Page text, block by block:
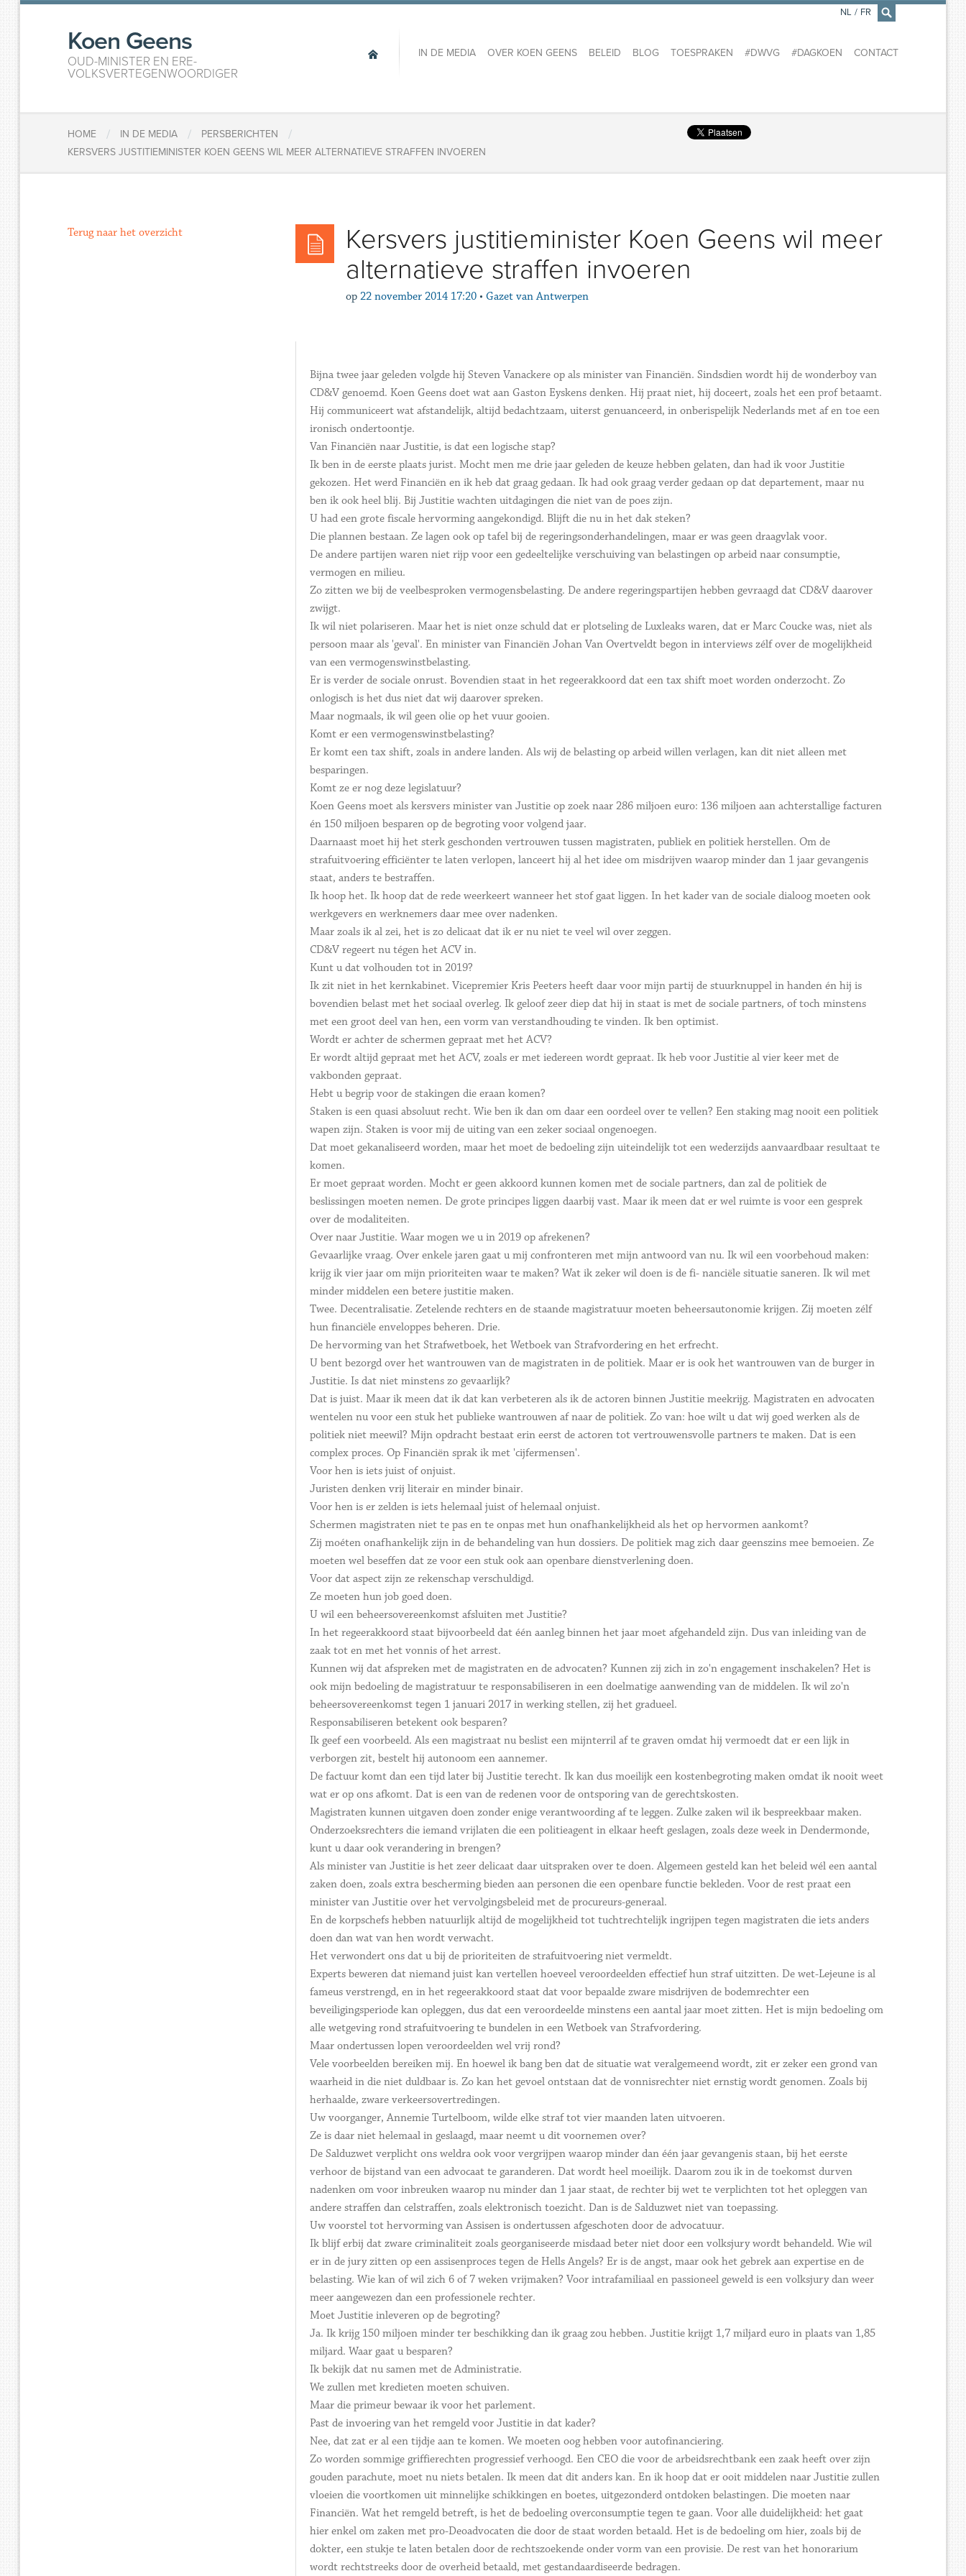
×
Koen Geens
OUD-MINISTER EN ERE-
VOLKSVERTEGENWOORDIGER
IN DE MEDIA OVER KOEN GEENS BELEID BLOG TOESPRAKEN #DWVG #DAGKOEN CONTACT
NL / FR
HOME / IN DE MEDIA / PERSBERICHTEN /
KERSVERS JUSTITIEMINISTER KOEN GEENS WIL MEER ALTERNATIEVE STRAFFEN INVOEREN
Kersvers justitieminister Koen Geens wil meer
alternatieve straffen invoeren
op 22 november 2014 17:20 • Gazet van Antwerpen
Bijna twee jaar geleden volgde hij Steven Vanackere op als minister van Financiën. Sindsdien wordt hij de wonderboy van
CD&V genoemd. Koen Geens doet wat aan Gaston Eyskens denken. Hij praat niet, hij doceert, zoals het een prof betaamt.
Hij communiceert wat afstandelijk, altijd bedachtzaam, uiterst genuanceerd, in onberispelijk Nederlands met af en toe een
ironisch ondertoontje.
Van Financiën naar Justitie, is dat een logische stap?
Ik ben in de eerste plaats jurist. Mocht men me drie jaar geleden de keuze hebben gelaten, dan had ik voor Justitie
gekozen. Het werd Financiën en ik heb dat graag gedaan. Ik had ook graag verder gedaan op dat departement, maar nu
ben ik ook heel blij. Bij Justitie wachten uitdagingen die niet van de poes zijn.
U had een grote fiscale hervorming aangekondigd. Blijft die nu in het dak steken?
Die plannen bestaan. Ze lagen ook op tafel bij de regeringsonderhandelingen, maar er was geen draagvlak voor.
De andere partijen waren niet rijp voor een gedeeltelijke verschuiving van belastingen op arbeid naar consumptie,
vermogen en milieu.
Zo zitten we bij de veelbesproken vermogensbelasting. De andere regeringspartijen hebben gevraagd dat CD&V daarover
zwijgt.
Ik wil niet polariseren. Maar het is niet onze schuld dat er plotseling de Luxleaks waren, dat er Marc Coucke was, niet als
persoon maar als 'geval'. En minister van Financiën Johan Van Overtveldt begon in interviews zélf over de mogelijkheid
van een vermogenswinstbelasting.
Er is verder de sociale onrust. Bovendien staat in het regeerakkoord dat een tax shift moet worden onderzocht. Zo
onlogisch is het dus niet dat wij daarover spreken.
Maar nogmaals, ik wil geen olie op het vuur gooien.
Komt er een vermogenswinstbelasting?
Er komt een tax shift, zoals in andere landen. Als wij de belasting op arbeid willen verlagen, kan dit niet alleen met
besparingen.
Komt ze er nog deze legislatuur?
Koen Geens moet als kersvers minister van Justitie op zoek naar 286 miljoen euro: 136 miljoen aan achterstallige facturen
én 150 miljoen besparen op de begroting voor volgend jaar.
Daarnaast moet hij het sterk geschonden vertrouwen tussen magistraten, publiek en politiek herstellen. Om de
strafuitvoering efficiënter te laten verlopen, lanceert hij al het idee om misdrijven waarop minder dan 1 jaar gevangenis
staat, anders te bestraffen.
Ik hoop het. Ik hoop dat de rede weerkeert wanneer het stof gaat liggen. In het kader van de sociale dialoog moeten ook
werkgevers en werknemers daar mee over nadenken.
Maar zoals ik al zei, het is zo delicaat dat ik er nu niet te veel wil over zeggen.
CD&V regeert nu tégen het ACV in.
Kunt u dat volhouden tot in 2019?
Ik zit niet in het kernkabinet. Vicepremier Kris Peeters heeft daar voor mijn partij de stuurknuppel in handen én hij is
bovendien belast met het sociaal overleg. Ik geloof zeer diep dat hij in staat is met de sociale partners, of toch minstens
met een groot deel van hen, een vorm van verstandhouding te vinden. Ik ben optimist.
Wordt er achter de schermen gepraat met het ACV?
Er wordt altijd gepraat met het ACV, zoals er met iedereen wordt gepraat. Ik heb voor Justitie al vier keer met de
vakbonden gepraat.
Hebt u begrip voor de stakingen die eraan komen?
Staken is een quasi absoluut recht. Wie ben ik dan om daar een oordeel over te vellen? Een staking mag nooit een politiek
wapen zijn. Staken is voor mij de uiting van een zeker sociaal ongenoegen.
Dat moet gekanaliseerd worden, maar het moet de bedoeling zijn uiteindelijk tot een wederzijds aanvaardbaar resultaat te
komen.
Er moet gepraat worden. Mocht er geen akkoord kunnen komen met de sociale partners, dan zal de politiek de
beslissingen moeten nemen. De grote principes liggen daarbij vast. Maar ik meen dat er wel ruimte is voor een gesprek
over de modaliteiten.
Over naar Justitie. Waar mogen we u in 2019 op afrekenen?
Gevaarlijke vraag. Over enkele jaren gaat u mij confronteren met mijn antwoord van nu. Ik wil een voorbehoud maken:
krijg ik vier jaar om mijn prioriteiten waar te maken? Wat ik zeker wil doen is de fi- nanciële situatie saneren. Ik wil met
minder middelen een betere justitie maken.
Twee. Decentralisatie. Zetelende rechters en de staande magistratuur moeten beheersautonomie krijgen. Zij moeten zélf
hun financiële enveloppes beheren. Drie.
De hervorming van het Strafwetboek, het Wetboek van Strafvordering en het erfrecht.
U bent bezorgd over het wantrouwen van de magistraten in de politiek. Maar er is ook het wantrouwen van de burger in
Justitie. Is dat niet minstens zo gevaarlijk?
Dat is juist. Maar ik meen dat ik dat kan verbeteren als ik de actoren binnen Justitie meekrijg. Magistraten en advocaten
wentelen nu voor een stuk het publieke wantrouwen af naar de politiek. Zo van: hoe wilt u dat wij goed werken als de
politiek niet meewil? Mijn opdracht bestaat erin eerst de actoren tot vertrouwensvolle partners te maken. Dat is een
complex proces. Op Financiën sprak ik met 'cijfermensen'.
Voor hen is iets juist of onjuist.
Juristen denken vrij literair en minder binair.
Voor hen is er zelden is iets helemaal juist of helemaal onjuist.
Schermen magistraten niet te pas en te onpas met hun onafhankelijkheid als het op hervormen aankomt?
Zij moéten onafhankelijk zijn in de behandeling van hun dossiers. De politiek mag zich daar geenszins mee bemoeien. Ze
moeten wel beseffen dat ze voor een stuk ook aan openbare dienstverlening doen.
Voor dat aspect zijn ze rekenschap verschuldigd.
Ze moeten hun job goed doen.
U wil een beheersovereenkomst afsluiten met Justitie?
In het regeerakkoord staat bijvoorbeeld dat één aanleg binnen het jaar moet afgehandeld zijn. Dus van inleiding van de
zaak tot en met het vonnis of het arrest.
Kunnen wij dat afspreken met de magistraten en de advocaten? Kunnen zij zich in zo'n engagement inschakelen? Het is
ook mijn bedoeling de magistratuur te responsabiliseren in een doelmatige aanwending van de middelen. Ik wil zo'n
beheersovereenkomst tegen 1 januari 2017 in werking stellen, zij het gradueel.
Responsabiliseren betekent ook besparen?
Ik geef een voorbeeld. Als een magistraat nu beslist een mijnterril af te graven omdat hij vermoedt dat er een lijk in
verborgen zit, bestelt hij autonoom een aannemer.
De factuur komt dan een tijd later bij Justitie terecht. Ik kan dus moeilijk een kostenbegroting maken omdat ik nooit weet
wat er op ons afkomt. Dat is een van de redenen voor de ontsporing van de gerechtskosten.
Magistraten kunnen uitgaven doen zonder enige verantwoording af te leggen. Zulke zaken wil ik bespreekbaar maken.
Onderzoeksrechters die iemand vrijlaten die een politieagent in elkaar heeft geslagen, zoals deze week in Dendermonde,
kunt u daar ook verandering in brengen?
Als minister van Justitie is het zeer delicaat daar uitspraken over te doen. Algemeen gesteld kan het beleid wél een aantal
zaken doen, zoals extra bescherming bieden aan personen die een openbare functie bekleden. Voor de rest praat een
minister van Justitie over het vervolgingsbeleid met de procureurs-generaal.
En de korpschefs hebben natuurlijk altijd de mogelijkheid tot tuchtrechtelijk ingrijpen tegen magistraten die iets anders
doen dan wat van hen wordt verwacht.
Het verwondert ons dat u bij de prioriteiten de strafuitvoering niet vermeldt.
Experts beweren dat niemand juist kan vertellen hoeveel veroordeelden effectief hun straf uitzitten. De wet-Lejeune is al
fameus verstrengd, en in het regeerakkoord staat dat voor bepaalde zware misdrijven de bodemrechter een
beveiligingsperiode kan opleggen, dus dat een veroordeelde minstens een aantal jaar moet zitten. Het is mijn bedoeling om
alle wetgeving rond strafuitvoering te bundelen in een Wetboek van Strafvordering.
Maar ondertussen lopen veroordeelden wel vrij rond?
Vele voorbeelden bereiken mij. En hoewel ik bang ben dat de situatie wat veralgemeend wordt, zit er zeker een grond van
waarheid in die niet duldbaar is. Zo kan het gevoel ontstaan dat de vonnisrechter niet ernstig wordt genomen. Zoals bij
herhaalde, zware verkeersovertredingen.
Uw voorganger, Annemie Turtelboom, wilde elke straf tot vier maanden laten uitvoeren.
Ze is daar niet helemaal in geslaagd, maar neemt u dit voornemen over?
De Salduzwet verplicht ons weldra ook voor vergrijpen waarop minder dan één jaar gevangenis staan, bij het eerste
verhoor de bijstand van een advocaat te garanderen. Dat wordt heel moeilijk. Daarom zou ik in de toekomst durven
nadenken om voor inbreuken waarop nu minder dan 1 jaar staat, de rechter bij wet te verplichten tot het opleggen van
andere straffen dan celstraffen, zoals elektronisch toezicht. Dan is de Salduzwet niet van toepassing.
Uw voorstel tot hervorming van Assisen is ondertussen afgeschoten door de advocatuur.
Ik blijf erbij dat zware criminaliteit zoals georganiseerde misdaad beter niet door een volksjury wordt behandeld. Wie wil
er in de jury zitten op een assisenproces tegen de Hells Angels? Er is de angst, maar ook het gebrek aan expertise en de
belasting. Wie kan of wil zich 6 of 7 weken vrijmaken? Voor intrafamiliaal en passioneel geweld is een volksjury dan weer
meer aangewezen dan een professionele rechter.
Moet Justitie inleveren op de begroting?
Ja. Ik krijg 150 miljoen minder ter beschikking dan ik graag zou hebben. Justitie krijgt 1,7 miljard euro in plaats van 1,85
miljard. Waar gaat u besparen?
Ik bekijk dat nu samen met de Administratie.
We zullen met kredieten moeten schuiven.
Maar die primeur bewaar ik voor het parlement.
Past de invoering van het remgeld voor Justitie in dat kader?
Nee, dat zat er al een tijdje aan te komen. We moeten oog hebben voor autofinanciering.
Zo worden sommige griffierechten progressief verhoogd. Een CEO die voor de arbeidsrechtbank een zaak heeft over zijn
gouden parachute, moet nu niets betalen. Ik meen dat dit anders kan. En ik hoop dat er ooit middelen naar Justitie zullen
vloeien die voortkomen uit minnelijke schikkingen en boetes, uitgezonderd ontdoken belastingen. Die moeten naar
Financiën. Wat het remgeld betreft, is het de bedoeling overconsumptie tegen te gaan. Voor alle duidelijkheid: het gaat
hier enkel om zaken met pro-Deoadvocaten die door de staat worden betaald. Het is de bedoeling om hier, zoals bij de
dokter, een stukje te laten betalen door de rechtszoekende onder vorm van een provisie. De rest van het honorarium
wordt rechtstreeks door de overheid betaald, met gestandaardiseerde bedragen.
Terug naar het overzicht